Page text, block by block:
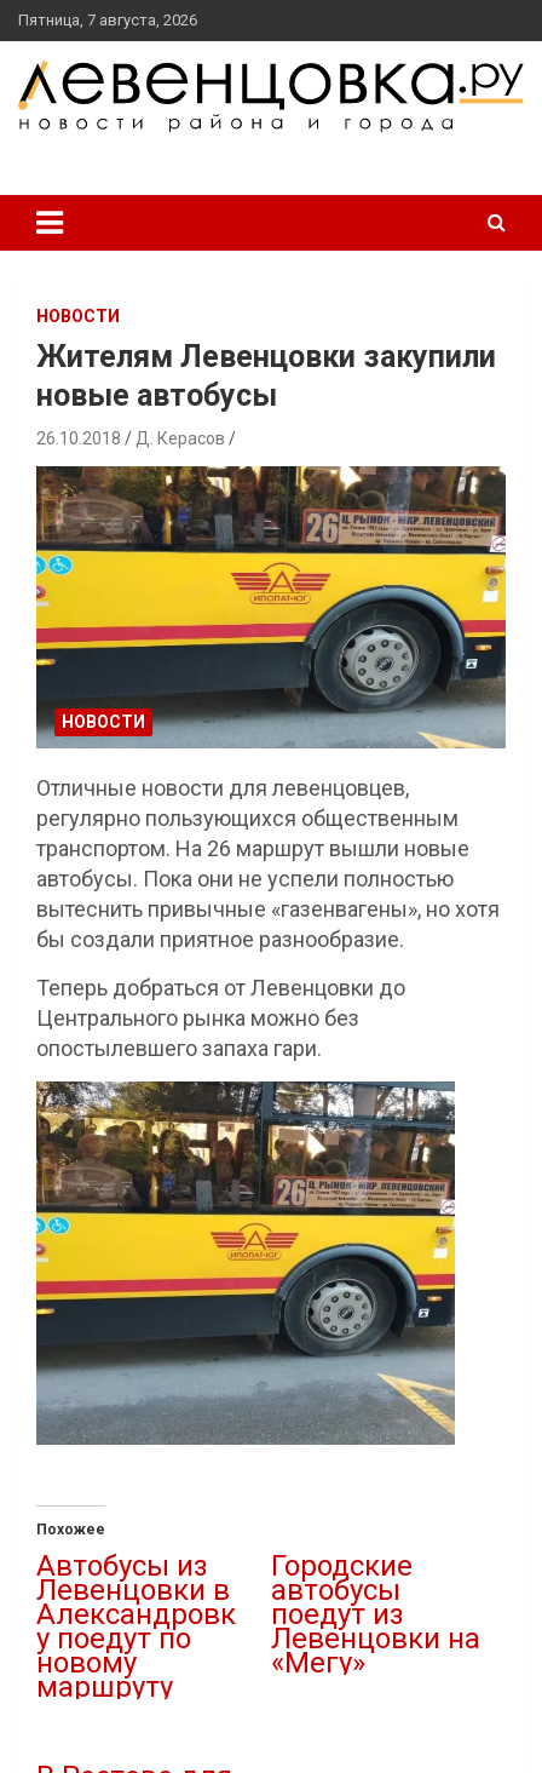
перейти
к
содержанию
Пятница, 7 августа, 2026
НОВОСТИ
Жителям Левенцовки закупили
новые автобусы
26.10.2018 Д. Керасов
НОВОСТИ
Отличные новости для левенцовцев,
регулярно пользующихся общественным
транспортом. На 26 маршрут вышли новые
автобусы. Пока они не успели полностью
вытеснить привычные «газенвагены», но хотя
бы создали приятное разнообразие.
Теперь добраться от Левенцовки до
Центрального рынка можно без
опостылевшего запаха гари.
Похожее
Автобусы из
Левенцовки в
Александровк
у поедут по
новому
маршруту
Городские
автобусы
поедут из
Левенцовки на
«Мегу»